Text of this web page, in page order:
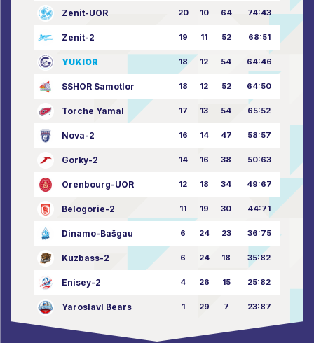
Zenit-UOR 20 10 64 74:43
Zenit-2 19 11 52 68:51
YUKIOR 18 12 54 64:46
SSHOR Samotlor 18 12 52 64:50
Torche Yamal 17 13 54 65:52
Nova-2 16 14 47 58:57
Gorky-2 14 16 38 50:63
Orenbourg-UOR 12 18 34 49:67
Belogorie-2 11 19 30 44:71
Dinamo-Bašgau 6 24 23 36:75
Kuzbass-2 6 24 18 35:82
Enisey-2 4 26 15 25:82
Yaroslavl Bears 1 29 7 23:87